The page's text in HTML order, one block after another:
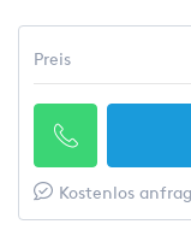
Preis
Kostenlos